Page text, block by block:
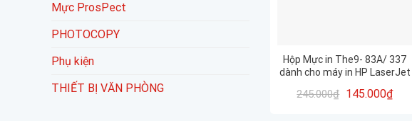
Mực ProsPect
PHOTOCOPY
Phụ kiện
THIẾT BỊ VĂN PHÒNG
Hộp Mực in The9- 83A/ 337
dành cho máy in HP LaserJet
MF 151/ 215/ 217 hàng nhập
245.000₫ 145.000₫